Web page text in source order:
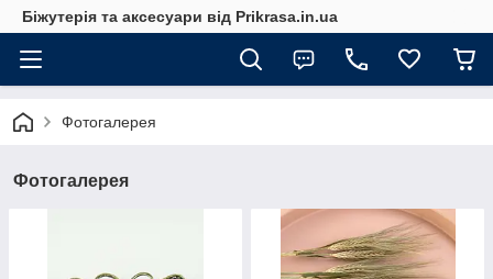
Біжутерія та аксесуари від Prikrasa.in.ua
Фотогалерея
Фотогалерея